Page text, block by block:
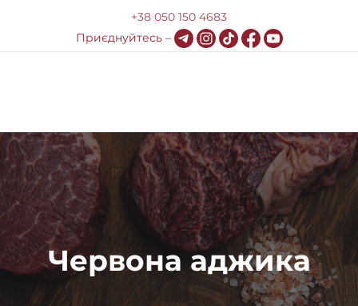
+38 050 150 4683
Приєднуйтесь –
Меню
Про компанію
Доставка та оплата
HoReCa
Блог
Червона аджика